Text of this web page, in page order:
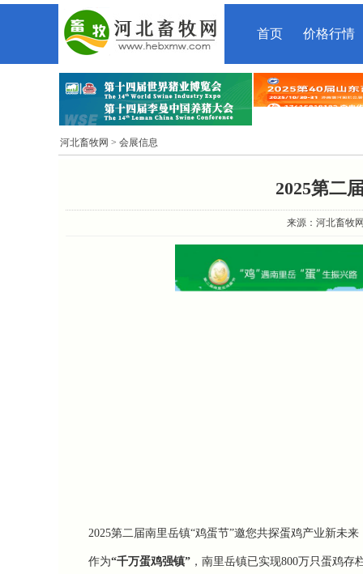
首页 价格行情
河北畜牧网 > 会展信息
2025第二
来源：河北畜牧
2025第二届南里岳镇“鸡蛋节”邀您共探蛋鸡产业新未来
作为“千万蛋鸡强镇” ，南里岳镇已实现800万只蛋鸡存